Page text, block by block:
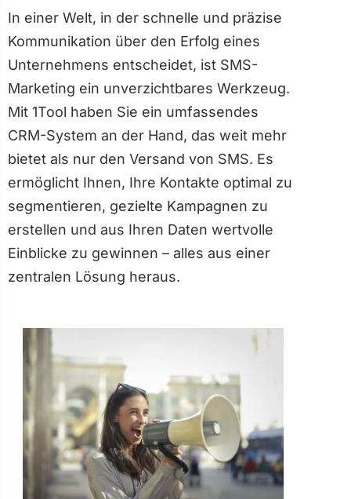
In einer Welt, in der schnelle und präzise
Kommunikation über den Erfolg eines
Unternehmens entscheidet, ist SMS-
Marketing ein unverzichtbares Werkzeug.
Mit 1Tool haben Sie ein umfassendes
CRM-System an der Hand, das weit mehr
bietet als nur den Versand von SMS. Es
ermöglicht Ihnen, Ihre Kontakte optimal zu
segmentieren, gezielte Kampagnen zu
erstellen und aus Ihren Daten wertvolle
Einblicke zu gewinnen – alles aus einer
zentralen Lösung heraus.